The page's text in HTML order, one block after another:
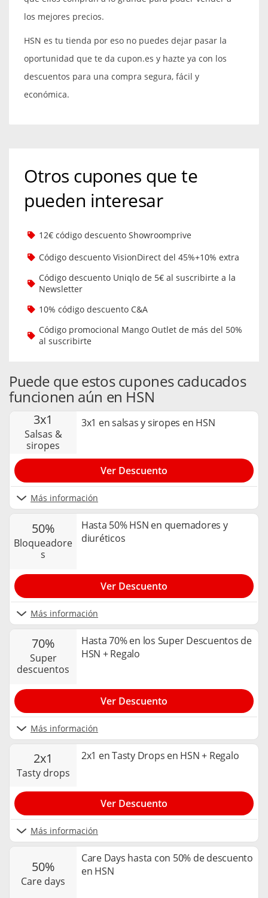
los mejores precios.
HSN es tu tienda por eso no puedes dejar pasar la
oportunidad que te da cupon.es y hazte ya con los
descuentos para una compra segura, fácil y
económica.
Otros cupones que te
pueden interesar
12€ código descuento Showroomprive
Código descuento VisionDirect del 45%+10% extra
Código descuento Uniqlo de 5€ al suscribirte a la
Newsletter
10% código descuento C&A
Código promocional Mango Outlet de más del 50%
al suscribirte
Puede que estos cupones caducados
funcionen aún en HSN
3x1
salsas &
siropes
3x1 en salsas y siropes en HSN
Más información
Ver Descuento
50%
bloqueadore
s
Hasta 50% HSN en quemadores y
diuréticos
Más información
Ver Descuento
70%
super
descuentos
Hasta 70% en los Super Descuentos de
HSN + Regalo
Más información
Ver Descuento
2x1
tasty drops
2x1 en Tasty Drops en HSN + Regalo
Más información
Ver Descuento
50%
care days
Care Days hasta con 50% de descuento
en HSN